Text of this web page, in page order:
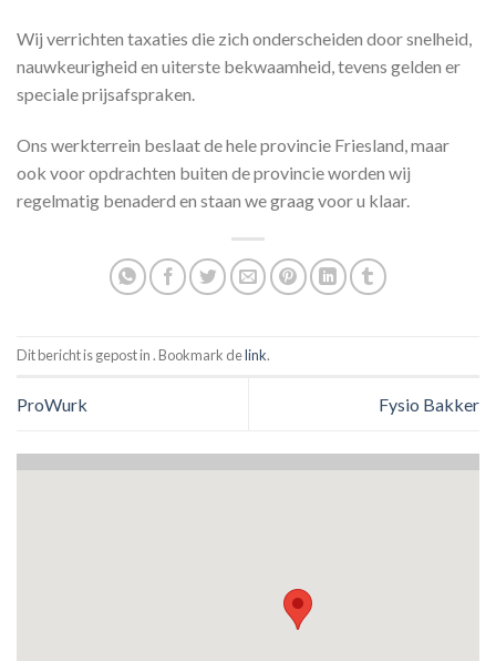
Wij verrichten taxaties die zich onderscheiden door snelheid,
nauwkeurigheid en uiterste bekwaamheid, tevens gelden er
speciale prijsafspraken.
Ons werkterrein beslaat de hele provincie Friesland, maar
ook voor opdrachten buiten de provincie worden wij
regelmatig benaderd en staan we graag voor u klaar.
Dit bericht is gepost in . Bookmark delink.
ProWurk Fysio Bakker